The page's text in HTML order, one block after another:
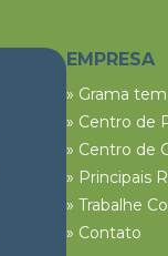
EMPRESA
» Grama
» Centro de
» Centro de
» Principais
» Trabalhe
» Contato